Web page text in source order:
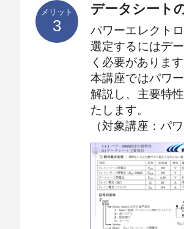
メリット
3
データシート
パワーエレクト
選定するにはデ
く必要がありま
本講座ではパワ
解説し、主要特
たします。
（対象講座：パ